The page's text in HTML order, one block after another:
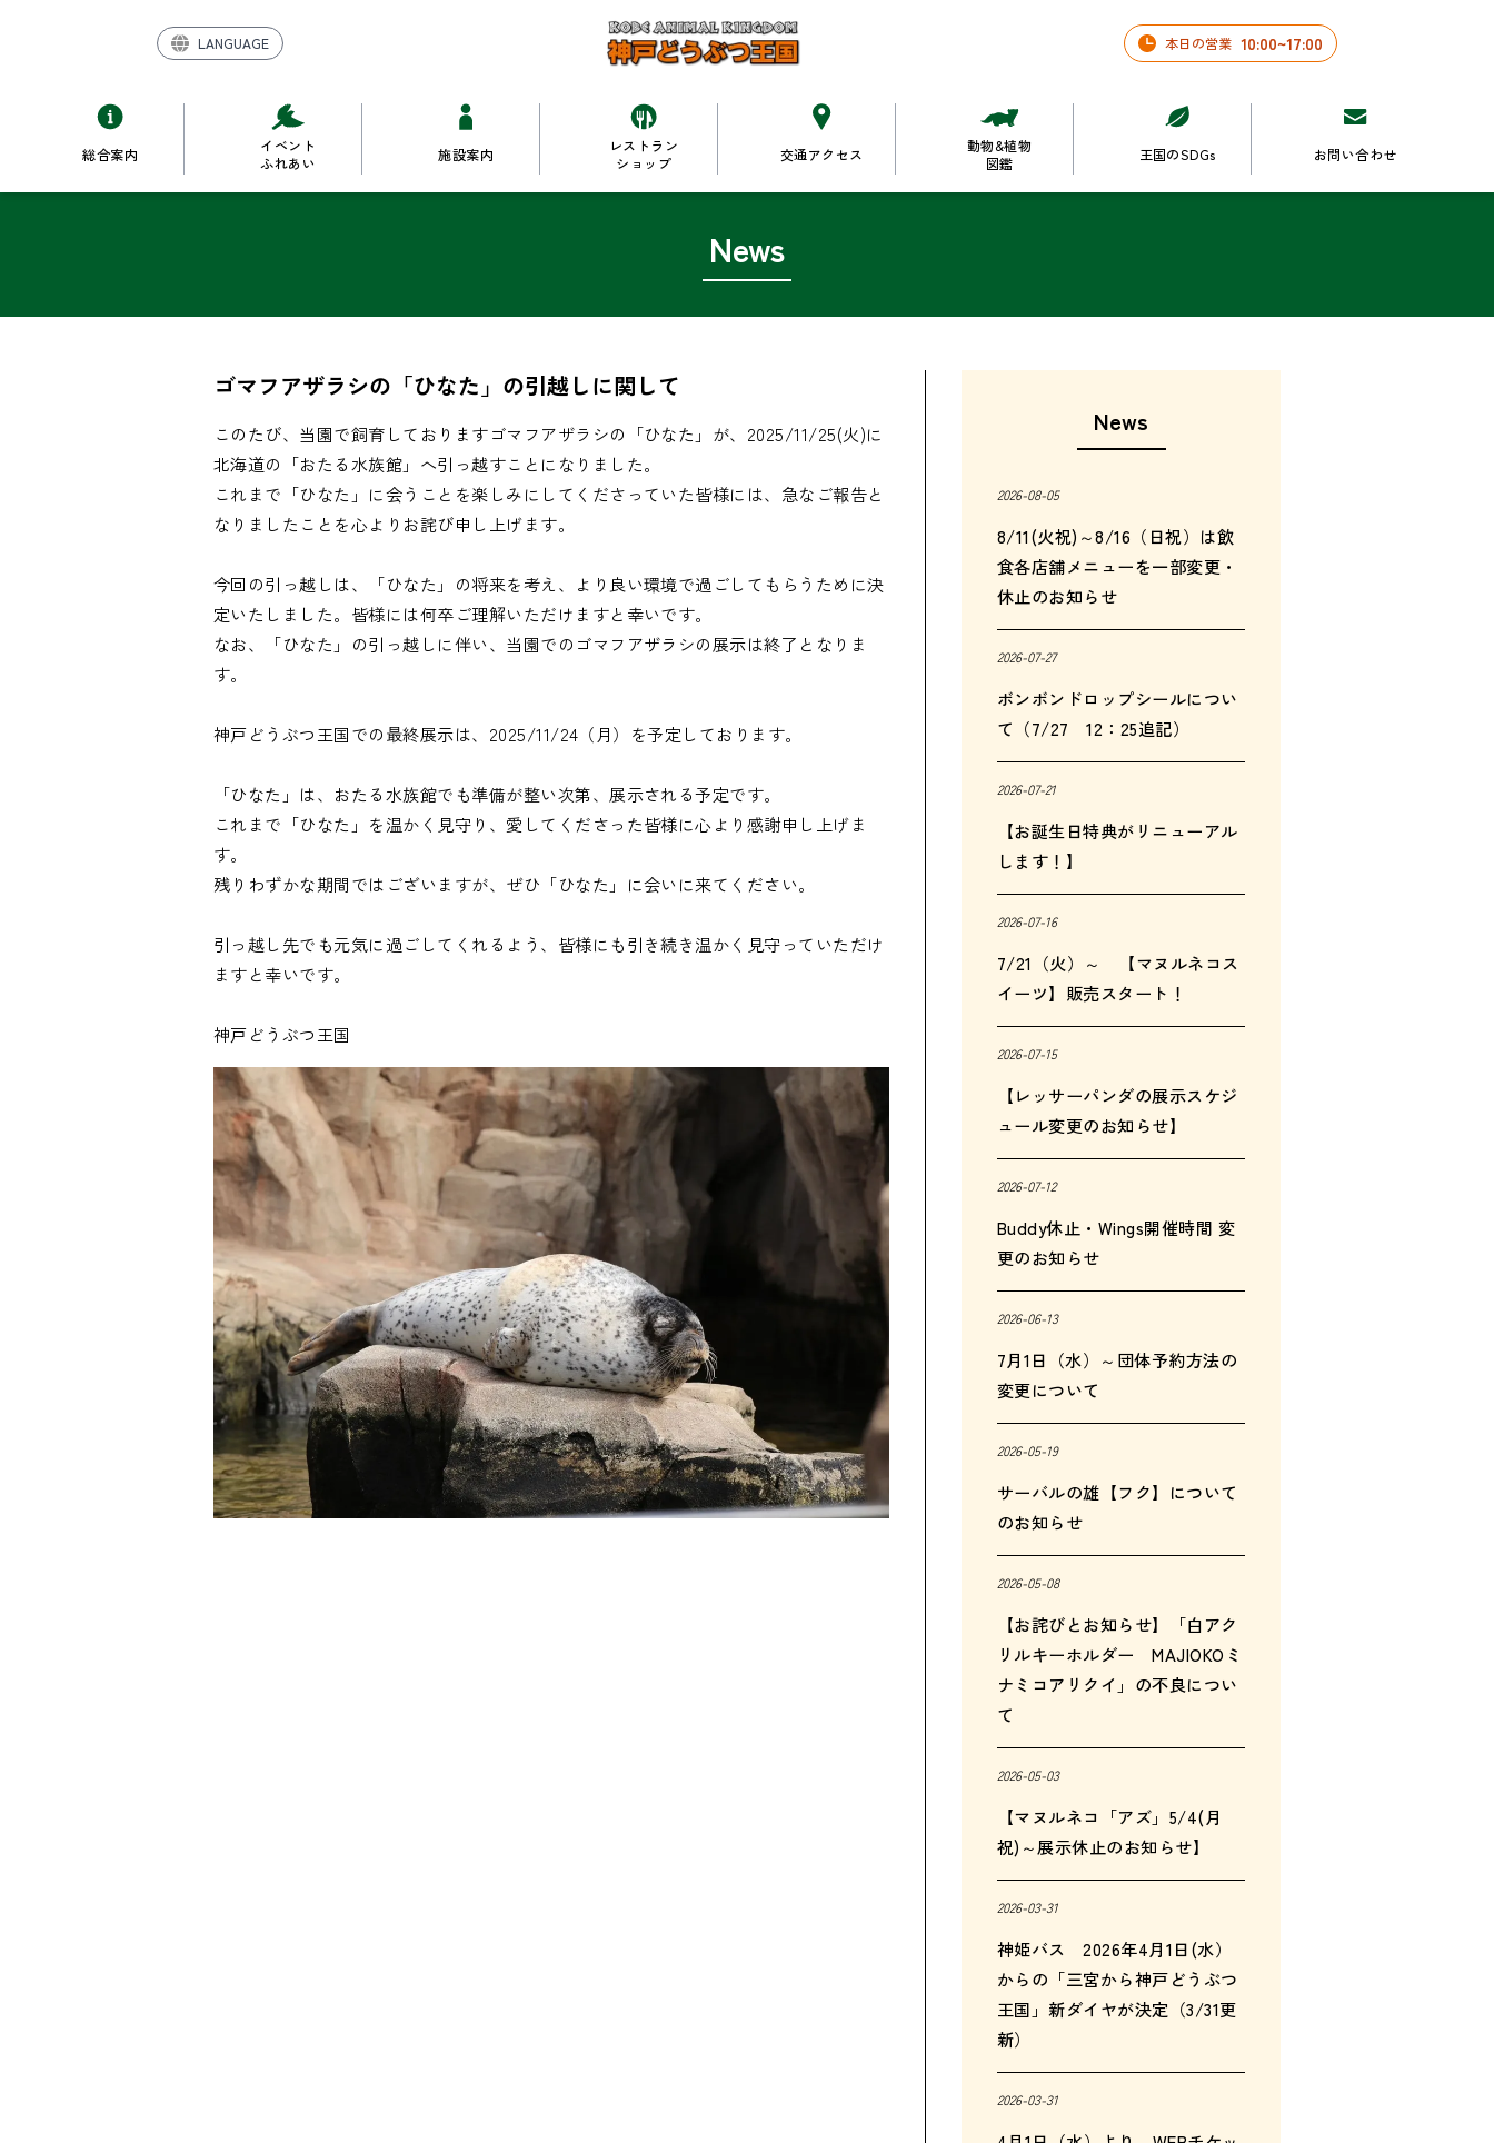
LANGUAGE 本日の営業 10:00~17:00
総合案内
イベント
ふれあい
施設案内
レストラン
ショップ
交通アクセス
動物&植物
図鑑
王国のSDGs お問い合わせ
News
ゴマフアザラシの「ひなた」の引越しに関して
このたび、当園で飼育しておりますゴマフアザラシの「ひなた」が、2025/11/25(火)に
北海道の「おたる水族館」へ引っ越すことになりました。
これまで「ひなた」に会うことを楽しみにしてくださっていた皆様には、急なご報告と
なりましたことを心よりお詫び申し上げます。
今回の引っ越しは、「ひなた」の将来を考え、より良い環境で過ごしてもらうために決
定いたしました。皆様には何卒ご理解いただけますと幸いです。
なお、「ひなた」の引っ越しに伴い、当園でのゴマフアザラシの展示は終了となりま
す。
神戸どうぶつ王国での最終展示は、2025/11/24（月）を予定しております。
「ひなた」は、おたる水族館でも準備が整い次第、展示される予定です。
これまで「ひなた」を温かく見守り、愛してくださった皆様に心より感謝申し上げま
す。
残りわずかな期間ではございますが、ぜひ「ひなた」に会いに来てください。
引っ越し先でも元気に過ごしてくれるよう、皆様にも引き続き温かく見守っていただけ
ますと幸いです。
神戸どうぶつ王国
News
2026-08-05
8/11(火祝)～8/16（日祝）は飲
食各店舗メニューを一部変更・
休止のお知らせ
2026-07-27
ボンボンドロップシールについ
て（7/27 12：25追記）
2026-07-21
【お誕生日特典がリニューアル
します！】
2026-07-16
7/21（火）～ 【マヌルネコス
イーツ】販売スタート！
2026-07-15
【レッサーパンダの展示スケジ
ュール変更のお知らせ】
2026-07-12
Buddy休止・Wings開催時間 変
更のお知らせ
2026-06-13
7月1日（水）～団体予約方法の
変更について
2026-05-19
サーバルの雄【フク】について
のお知らせ
2026-05-08
【お詫びとお知らせ】「白アク
リルキーホルダー MAJIOKOミ
ナミコアリクイ」の不良につい
て
2026-05-03
【マヌルネコ「アズ」5/4(月
祝)～展示休止のお知らせ】
2026-03-31
神姫バス 2026年4月1日(水）
からの「三宮から神戸どうぶつ
王国」新ダイヤが決定（3/31更
新）
2026-03-31